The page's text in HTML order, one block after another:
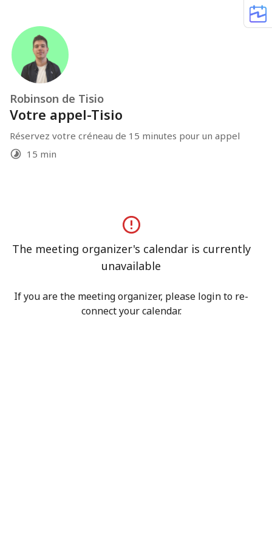
Robinson de Tisio
Votre appel-Tisio
Réservez votre créneau de 15 minutes pour un appel
15 min
The meeting organizer's calendar is currently
unavailable
If you are the meeting organizer, please login to re-
connect your calendar.